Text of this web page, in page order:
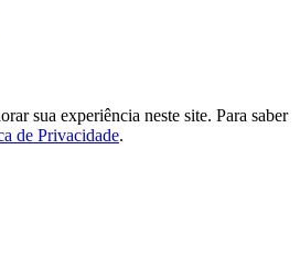
sua experiência neste site. Para saber
de Privacidade.